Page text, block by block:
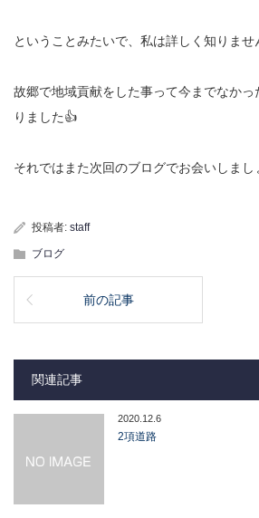
ということみたいで、私は詳しく知りませ
故郷で地域貢献をした事って今までなか
りました👍
それではまた次回のブログでお会いしまし
投稿者: staff
ブログ
前の記事
関連記事
2020.12.6
2項道路